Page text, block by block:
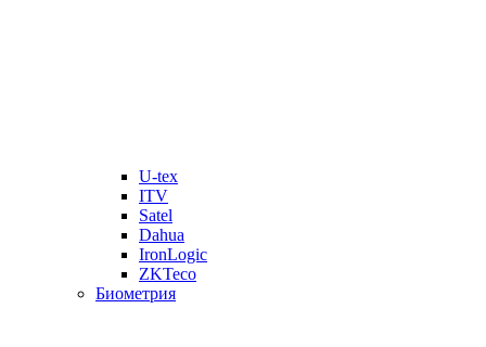
U-tex
ITV
Satel
Dahua
IronLogic
ZKTeco
Биометрия